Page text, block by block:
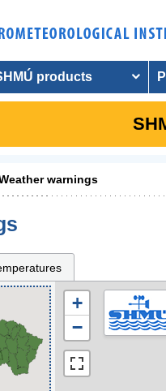
products
warnings
+
−